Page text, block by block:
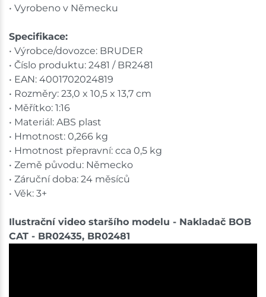
• Vyrobeno v Německu
Specifikace:
• Výrobce/dovozce: BRUDER
• Číslo produktu: 2481 / BR2481
• EAN: 4001702024819
• Rozměry: 23,0 x 10,5 x 13,7 cm
• Měřítko: 1:16
• Materiál: ABS plast
• Hmotnost: 0,266 kg
• Hmotnost přepravní: cca 0,5 kg
• Země původu: Německo
• Záruční doba: 24 měsíců
• Věk: 3+
Ilustrační video staršího modelu - Nakladač BOB
CAT - BR02435, BR02481